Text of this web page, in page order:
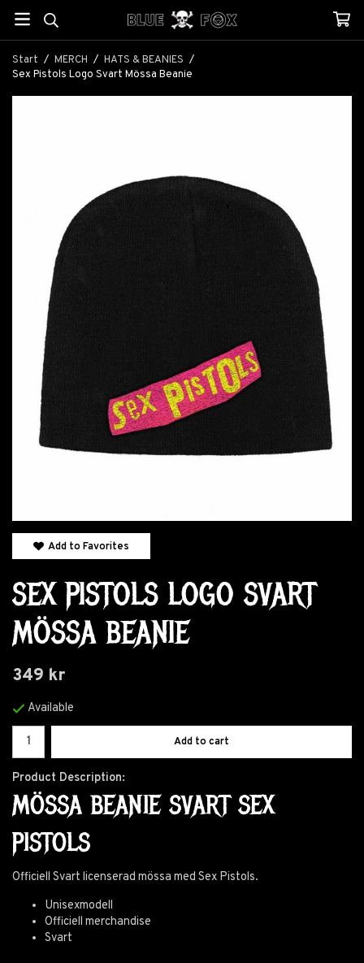
Start / MERCH / HATS & BEANIES /
Sex Pistols Logo Svart Mössa Beanie
Add to Favorites
SEX PISTOLS LOGO SVART
MÖSSA BEANIE
349 kr
Available
Add to cart
Product Description:
MÖSSA BEANIE SVART SEX
PISTOLS
Officiell Svart licenserad mössa med Sex Pistols.
Unisexmodell
Officiell merchandise
Svart